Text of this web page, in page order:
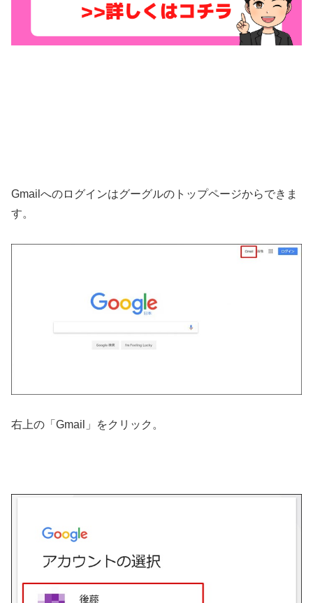
Gmailへのログインはグーグルのトップページからできま
す。
右上の「Gmail」をクリック。